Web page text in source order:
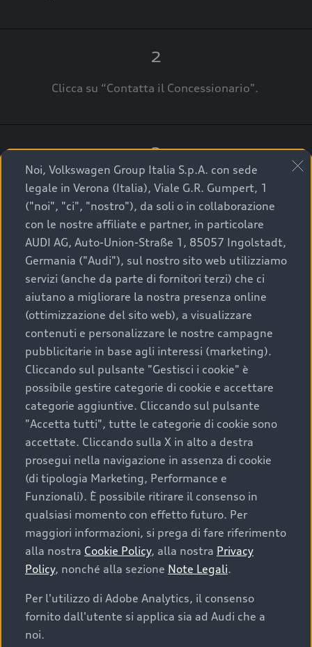
2
Clicca su “Contatta il Concessionario".
3
A breve verrai ricontattato dal Customer Care
Audi Center o direttamente dal Concessionario
che ti supporterà per finalizzare la tua richiesta.
La qualità di acquistare
un’auto usata Audi
Scegliere un’auto usata è una decisione che coniuga
convenienza, affidabilità e sostenibilità. Per fare un
acquisto sicuro, è essenziale considerare aspetti
determinanti come la garanzia inclusa e l’affidabilità del
marchio. Audi offre l’auto usata perfetta tramite Audi
Prima Scelta :plus
Cosa sapere prima di
acquistare la tua prossima
auto
I requisiti fondamentali da considerare prima di
acquistare un’auto usata, oltre al prezzo e all'aspetto,
Noi, Volkswagen Group Italia S.p.A. con sede
legale in Verona (Italia), Viale G.R. Gumpert, 1
("noi", "ci", "nostro"), da soli o in collaborazione
con le nostre affiliate e partner, in particolare
AUDI AG, Auto-Union-Straße 1, 85057 Ingolstadt,
Germania ("Audi"), sul nostro sito web utilizziamo
servizi (anche da parte di fornitori terzi) che ci
aiutano a migliorare la nostra presenza online
(ottimizzazione del sito web), a visualizzare
contenuti e personalizzare le nostre campagne
pubblicitarie in base agli interessi (marketing).
Cliccando sul pulsante "Gestisci i cookie" è
possibile gestire categorie di cookie e accettare
categorie aggiuntive. Cliccando sul pulsante
"Accetta tutti", tutte le categorie di cookie sono
accettate. Cliccando sulla X in alto a destra
prosegui nella navigazione in assenza di cookie
(di tipologia Marketing, Performance e
Funzionali). È possibile ritirare il consenso in
qualsiasi momento con effetto futuro. Per
maggiori informazioni, si prega di fare riferimento
alla nostra Cookie Policy, alla nostra Privacy
Policy, nonché alla sezione Note Legali.
Per l'utilizzo di Adobe Analytics, il consenso
fornito dall'utente si applica sia ad Audi che a
noi.